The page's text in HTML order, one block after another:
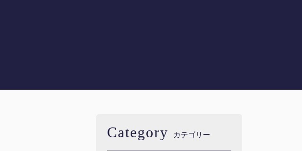
Category カテゴリー